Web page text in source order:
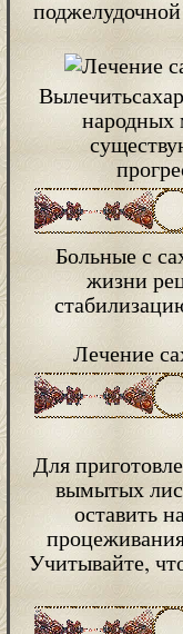
народных
Больные с
жизни
Лечение
Для
вымытых
оставить
Учитывайте,